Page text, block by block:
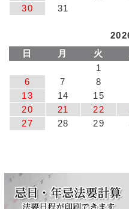
30
31
日
月 火
1
6
7 8
13
14 15
20
21 22
27
28 29